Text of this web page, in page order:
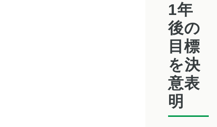
1年
後の
目標
を決
意表
明